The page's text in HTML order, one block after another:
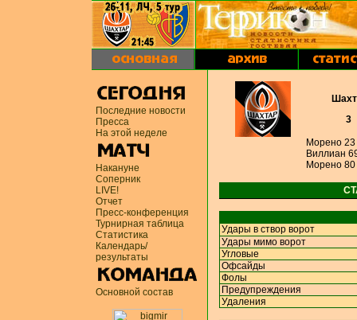
Последние новости
Пресса
На этой неделе
Накануне
Соперник
LIVE!
Отчет
Пресс-конференция
Турнирная таблица
Статистика
Календарь/
результаты
Основной состав
3
Морено 23
Виллиан
Морено 80
Удары в створ ворот
Удары мимо ворот
Угловые
Офсайды
Фолы
Предупреждения
Удаления